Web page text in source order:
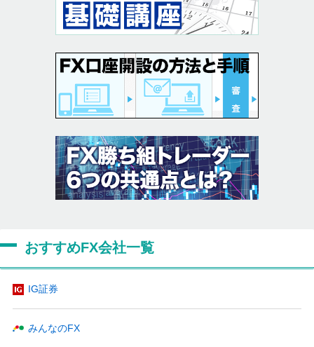
おすすめFX会社一覧
IG証券
みんなのFX